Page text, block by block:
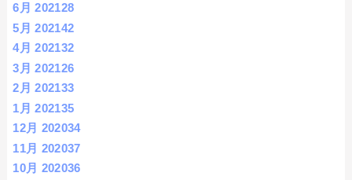
6月 202128
5月 202142
4月 202132
3月 202126
2月 202133
1月 202135
12月 202034
11月 202037
10月 202036